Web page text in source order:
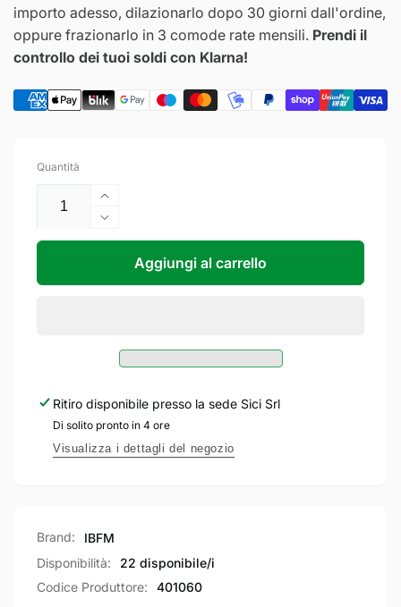
importo adesso, dilazionarlo dopo 30 giorni dall'ordine,
oppure frazionarlo in 3 comode rate mensili. Prendi il
controllo dei tuoi soldi con Klarna!
Quantità
Aumenta
quantità
per
IBFM
Ali
60
mm
capacità
Ranella
in
Acciaio
Zincato
Diminuisci
quantità
IBFM
lunghezza
60
mm
e
Ranella
in
Aggiungi al carrello
Ritiro disponibile presso la sede Sici Srl
Di solito pronto in 4 ore
Visualizza i dettagli del negozio
Brand:
IBFM
Disponibilità:
22 disponibile/i
Codice Produttore:
401060